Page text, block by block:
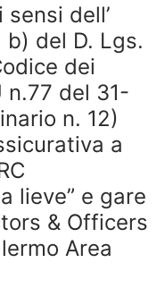
dell’
del D. Lgs.
dei
n.77 del 31-
n. 12)
a
lieve” e gare
& Officers
Area